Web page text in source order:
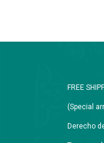
FREE
(Special
Derecho